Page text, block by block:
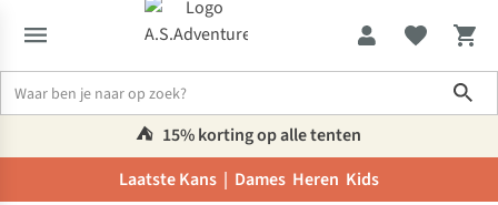
⛺️ 15% korting op alle tenten
Laatste Kans | Dames Heren Kids